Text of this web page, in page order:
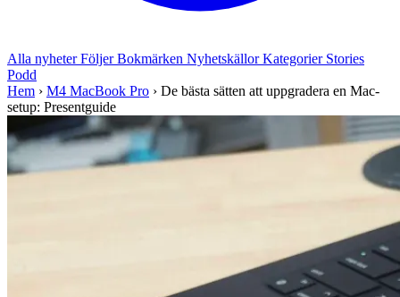
Alla nyheterFöljerBokmärken NyhetskällorKategorier Stories
Podd
Hem › M4 MacBook Pro › De bästa sätten att uppgradera en Mac-
setup: Presentguide